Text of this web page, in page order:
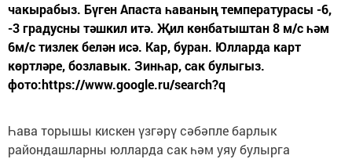
чакырабыз. Бүген Апаста һаваның температурасы -6,
-3 градусны тәшкил итә. Җил көнбатыштан 8 м/с һәм
6м/с тизлек белән исә. Кар, буран. Юлларда карт
көртләре, бозлавык. Зинһар, сак булыгыз.
фото:https://www.google.ru/search?q
Һава торышы кискен үзгәрү сәбәпле барлык
райондашларны юлларда сак һәм уяу булырга